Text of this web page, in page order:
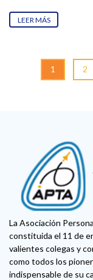
LEER MÁS
1 2
La Asociación
constituida el 11 de
valientes colegas y
como todos los
indispensable de su